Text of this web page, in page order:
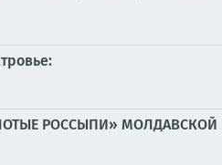
РОССЫПИ» МОЛДАВСКОЙ